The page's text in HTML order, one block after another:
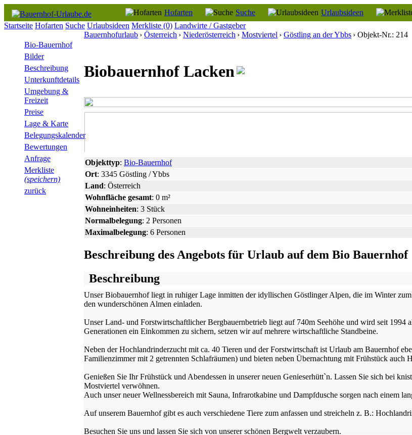
Hofarten Suche Urlaubsideen
Startseite Hofarten Suche Urlaubsideen Merkliste (0) Landwirte / Gastgeber
Bio-Bauernhof
Bilder
Beschreibung
Unterkunftdetails
Umgebung &
Freizeit
Preise
Lage & Karte
Belegungskalender
Bewertungen
Anfrage
Merkliste
(speichern)
zurück
Bauernhofurlaub › Österreich › Niederösterreich › Mostviertel › Göstling an der Ybbs › Objekt-Nr.: 214
Biobauernhof Lacken
Objekttyp: Bio-Bauernhof
Ort: 3345 Göstling / Ybbs
Land: Österreich
Wohnfläche gesamt: 0 m²
Wohneinheiten: 3 Stück
Normalbelegung: 2 Personen
Maximalbelegung: 6 Personen
Beschreibung des Angebots für Urlaub auf dem Bio Bauernhof
Beschreibung
Unser Biobauernhof liegt in ruhiger Lage inmitten der idyllischen Göstlinger Alpen, die im Winter
den wunderschönen Almen einladen.
Unser Land- und Forstwirtschaftlicher Bergbauernbetrieb liegt auf 740m Seehöhe und wird seit
Generationen ein Einkommen zu sichern, setzen wir auf mehrere wirtschaftliche Standbeine.
Neben der Hochlandrinderzucht mit ca. 40 Tieren und der Forstwirtschaft ist Urlaub am Bauernhof
Familienzimmer mit 2 getrennten Schlafräumen) und bieten neben Übernachtung mit Frühstück auch
Genießen Sie Ihr Frühstück und Abendessen in unserer neuen Genieserhütt`n. Lassen Sie sich bei
Mostviertel verwöhnen.
Auch unser neuer Wellnessbereich mit Sauna, Infrarotkabine und Dampfdusche sorgen nach einem
Auf unserem Bauernhof gibt es auch verschiedene Tiere zum anfassen und streicheln z. B.:
Besuchen Sie uns und lassen Sie sich von unserer schönen Bergwelt verzaubern.